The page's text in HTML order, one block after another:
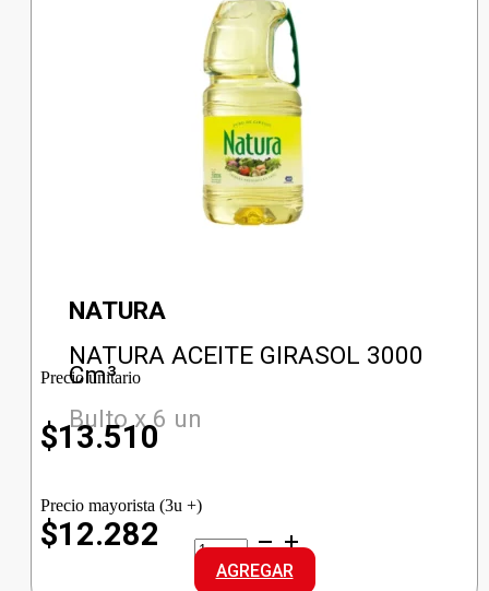
NATURA
NATURA ACEITE GIRASOL 3000
Cm³
Bulto x 6 un
Precio unitario
$13.510
Precio mayorista (3u +)
$12.282
NATURA
ACEITE
GIRASOL
AGREGAR